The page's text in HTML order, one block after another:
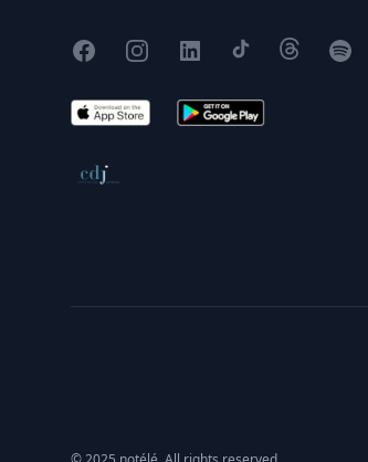
FacebookInstagram
X TikTokThreads
App Store Google Play
Conseil de déontologie